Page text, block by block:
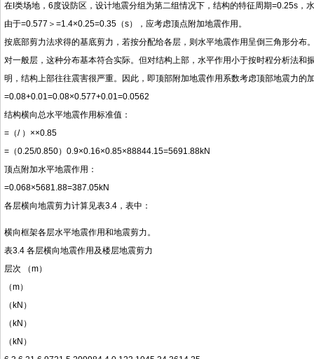
在I类场地，6度设防区，设计地震分组为第二组情况下，结构的特征周期=0.25s，
由于=0.577＞=1.4×0.25=0.35（s），应考虑顶点附加地震作用。
按底部剪力法求得的基底剪力，若按分配给各层，则水平地震作用呈倒三角形分布
对一般层，这种分布基本符合实际。但对结构上部，水平作用小于按时程分析法
明，结构上部往往震害很严重。因此，即顶部附加地震作用系数考虑顶部地震力
=0.08+0.01=0.08×0.577+0.01=0.0562
结构横向总水平地震作用标准值：
=（/ ）××0.85
=（0.25/0.850）0.9×0.16×0.85×88844.15=5691.88kN
顶点附加水平地震作用：
=0.068×5681.88=387.05kN
各层横向地震剪力计算见表3.4，表中：
横向框架各层水平地震作用和地震剪力。
表3.4 各层横向地震作用及楼层地震剪力
层次 （m）
（m）
（kN）
（kN）
（kN）